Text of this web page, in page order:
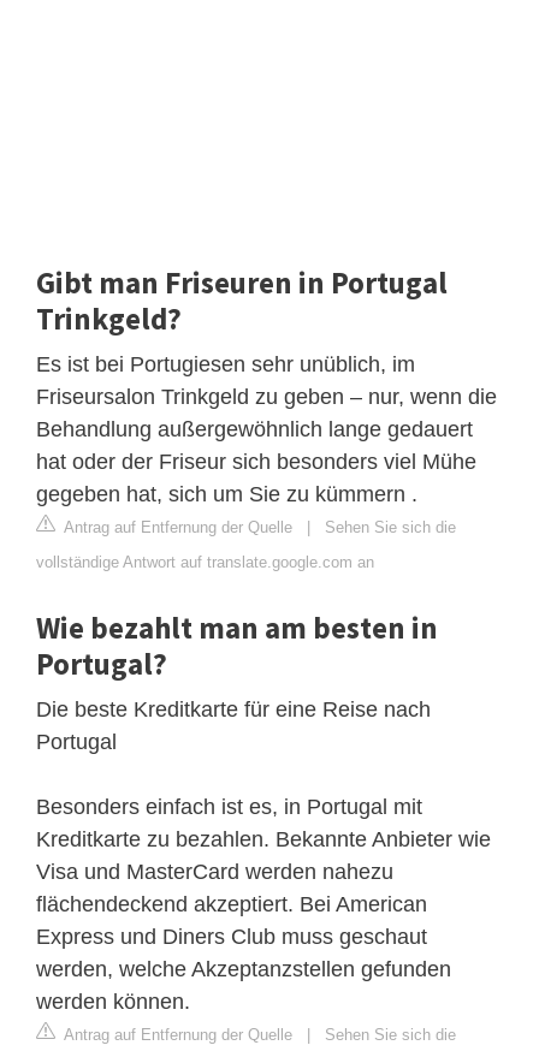
Gibt man Friseuren in Portugal
Trinkgeld?
Es ist bei Portugiesen sehr unüblich, im
Friseursalon Trinkgeld zu geben – nur, wenn die
Behandlung außergewöhnlich lange gedauert
hat oder der Friseur sich besonders viel Mühe
gegeben hat, sich um Sie zu kümmern .
Antrag auf Entfernung der Quelle | Sehen Sie sich die
vollständige Antwort auf translate.google.com an
Wie bezahlt man am besten in
Portugal?
Die beste Kreditkarte für eine Reise nach
Portugal
Besonders einfach ist es, in Portugal mit
Kreditkarte zu bezahlen. Bekannte Anbieter wie
Visa und MasterCard werden nahezu
flächendeckend akzeptiert. Bei American
Express und Diners Club muss geschaut
werden, welche Akzeptanzstellen gefunden
werden können.
Antrag auf Entfernung der Quelle | Sehen Sie sich die